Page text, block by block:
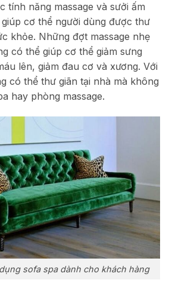
tính năng massage và sưởi ấm
giúp cơ thể người dùng được thư
khỏe. Những đợt massage nhẹ
có thể giúp cơ thể giảm sưng
lên, giảm đau cơ và xương. Với
có thể thư giãn tại nhà mà không
hay phòng massage.
sofa spa dành cho khách hàng